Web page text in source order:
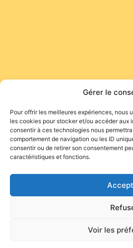
Gérer le
Pour offrir les meilleures expériences, nous
les cookies pour stocker et/ou accéder aux
consentir à ces technologies nous
comportement de navigation ou les ID
consentir ou de retirer son consentement
caractéristiques et fonctions.
Voir les